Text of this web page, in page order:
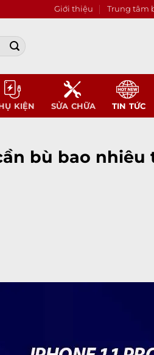
Giới thiệu Trung tâm
KIỆN SỬA CHỮA TIN TỨC
bù bao nhiêu